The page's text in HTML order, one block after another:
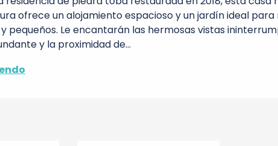
ofrece un alojamiento espacioso y un jardín ideal para
pequeños. Le encantarán las hermosas vistas
y la proximidad de...